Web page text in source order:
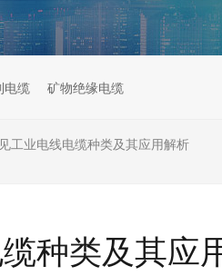
电缆 矿物绝缘电缆
工业电线电缆种类及其应用解析
种类及其应